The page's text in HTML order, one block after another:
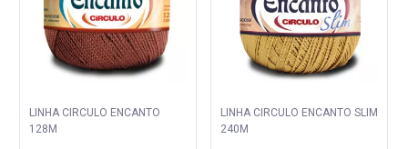
LINHA CIRCULO ENCANTO
128M
LINHA CIRCULO ENCANTO SLIM
240M